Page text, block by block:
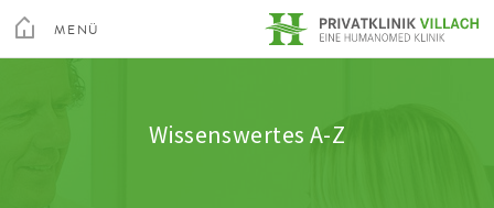
Menu
MENÜ
Wissenswertes A-Z
Neurologie
Wissenswertes A-Z
Feedback